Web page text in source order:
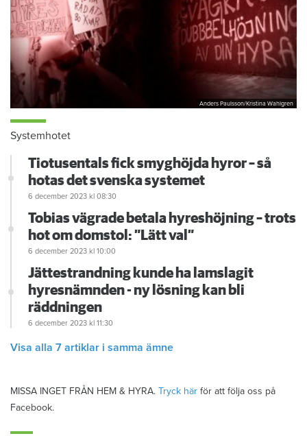
Anders Paulsson/Kristina Wahlgren
Systemhotet
Tiotusentals fick smyghöjda hyror – så
hotas det svenska systemet
6 december 2023 kl 08:30
Tobias vägrade betala hyreshöjning – trots
hot om domstol: ”Lätt val”
6 december 2023 kl 10:00
Jättestrandning kunde ha lamslagit
hyresnämnden - ny lösning kan bli
räddningen
6 december 2023 kl 11:30
Visa alla 7 artiklar i samma ämne
MISSA INGET FRÅN HEM & HYRA. Tryck här för att följa oss på
Facebook.